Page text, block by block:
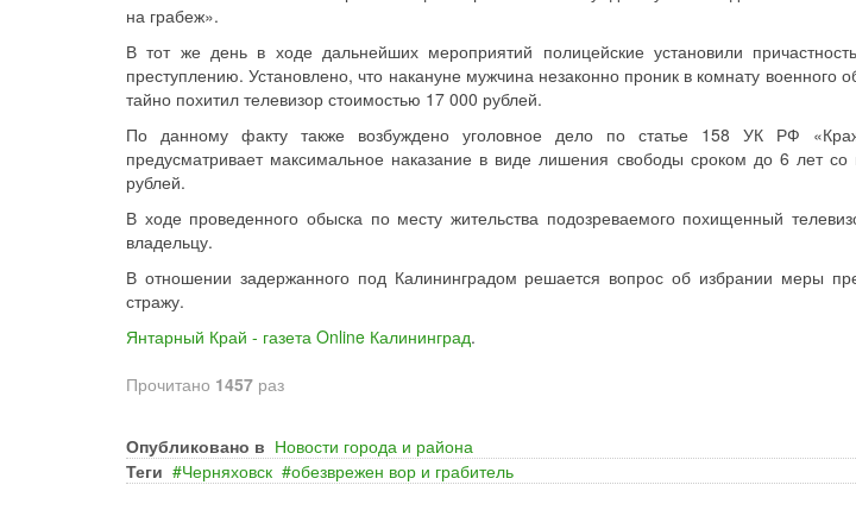
на грабеж».
В тот же день в ходе дальнейших мероприятий полицейские установили
преступлению. Установлено, что накануне мужчина незаконно проник в комнату военного
тайно похитил телевизор стоимостью 17 000 рублей.
По данному факту также возбуждено уголовное дело по статье 158 УК РФ
предусматривает максимальное наказание в виде лишения свободы сроком до 6 лет
рублей.
В ходе проведенного обыска по месту жительства подозреваемого похищенный
владельцу.
В отношении задержанного под Калининградом решается вопрос об избрании меры
стражу.
Янтарный Край - газета Online Калининград.
Прочитано 1457 раз
Опубликовано в Новости города и района
Теги
Черняховск обезврежен вор и грабитель